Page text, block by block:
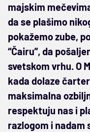
majskim
da se plašimo
pokažemo zube,
“Čairu”, da
svetskom vrhu. O
kada dolaze
maksimalna
respektuju nas i
razlogom i nadam